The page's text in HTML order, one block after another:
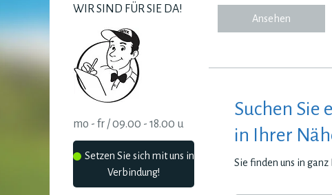
WIR SIND FÜR SIE DA!
mo - fr / 09.00 - 18.00 u
Setzen Sie sich mit uns in
Verbindung!
Ansehen
Suchen Sie
in Ihrer
Sie finden uns in ganz